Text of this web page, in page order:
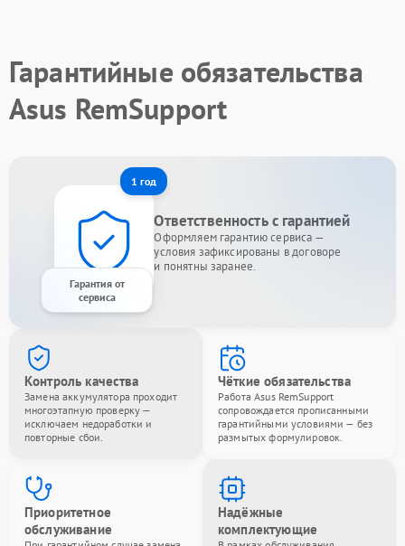
Гарантийные обязательства
Asus RemSupport
1 год
Гарантия от
сервиса
Ответственность с гарантией
Оформляем гарантию сервиса —
условия зафиксированы в договоре
и понятны заранее.
Контроль качества
Замена аккумулятора проходит
многоэтапную проверку —
исключаем недоработки и
повторные сбои.
Чёткие обязательства
Работа Asus RemSupport
сопровождается прописанными
гарантийными условиями — без
размытых формулировок.
Приоритетное
обслуживание
Надёжные
комплектующие